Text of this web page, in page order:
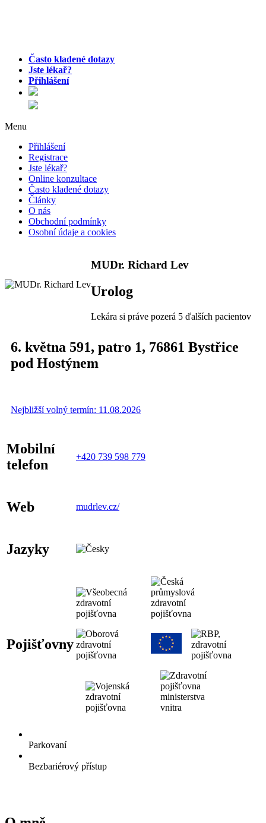
Často kladené dotazy
Jste lékař?
Přihlášení
Menu
Přihlášení
Registrace
Jste lékař?
Online konzultace
Často kladené dotazy
Články
O nás
Obchodní podmínky
Osobní údaje a cookies
MUDr. Richard Lev
Urolog
Lekára si práve pozerá 5 ďalších pacientov
6. května 591, patro 1, 76861 Bystřice
pod Hostýnem
Nejbližší volný termín: 11.08.2026
Mobilní
telefon
+420 739 598 779
Web mudrlev.cz/
Jazyky
Pojišťovny
Parkovaní
Bezbariérový přístup